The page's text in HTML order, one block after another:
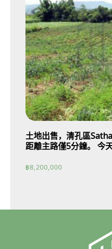
土地出售，清孔區
距離主路僅5分鐘。 今
฿8,200,000